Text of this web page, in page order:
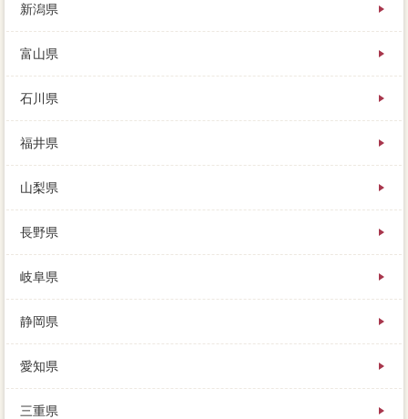
新潟県
富山県
石川県
福井県
山梨県
長野県
岐阜県
静岡県
愛知県
三重県